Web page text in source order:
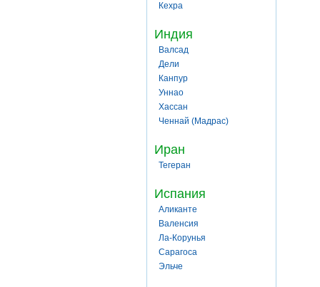
Кехра
Индия
Валсад
Дели
Канпур
Уннао
Хассан
Ченнай (Мадрас)
Иран
Тегеран
Испания
Аликанте
Валенсия
Ла-Корунья
Сарагоса
Эльче